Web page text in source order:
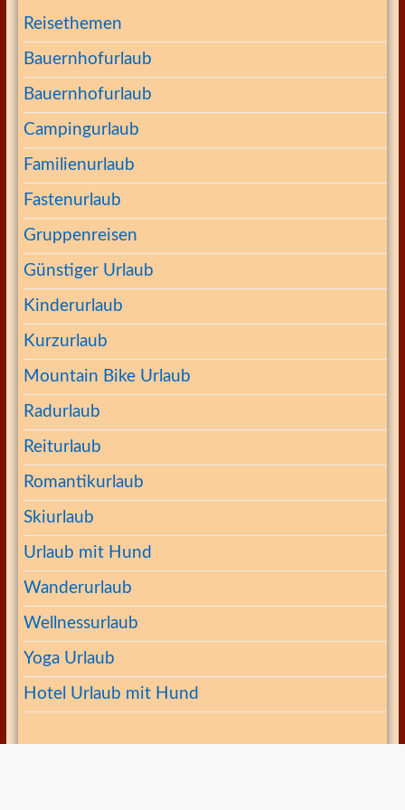
Reisethemen
Bauernhofurlaub
Bauernhofurlaub
Campingurlaub
Familienurlaub
Fastenurlaub
Gruppenreisen
Günstiger Urlaub
Kinderurlaub
Kurzurlaub
Mountain Bike Urlaub
Radurlaub
Reiturlaub
Romantikurlaub
Skiurlaub
Urlaub mit Hund
Wanderurlaub
Wellnessurlaub
Yoga Urlaub
Hotel Urlaub mit Hund